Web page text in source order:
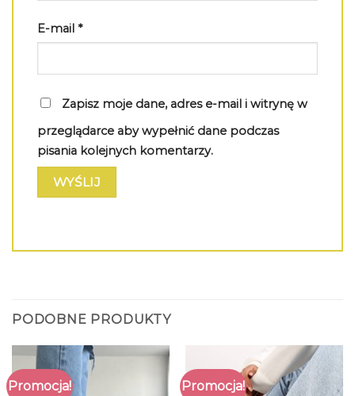
E-mail *
Zapisz moje dane, adres e-mail i witrynę w
przeglądarce aby wypełnić dane podczas
pisania kolejnych komentarzy.
PODOBNE PRODUKTY
Promocja! Promocja!